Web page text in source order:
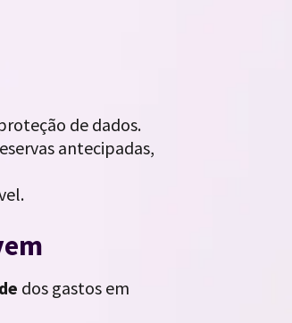
de dados.
antecipadas,
dos gastos em